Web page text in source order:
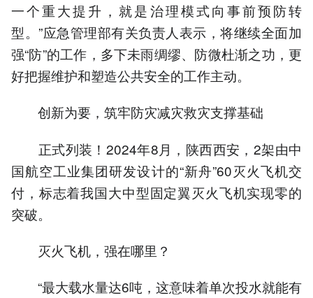
一个重大提升，就是治理模式向事前预防转
型。”应急管理部有关负责人表示，将继续全面加
强“防”的工作，多下未雨绸缪、防微杜渐之功，更
好把握维护和塑造公共安全的工作主动。
创新为要，筑牢防灾减灾救灾支撑基础
正式列装！2024年8月，陕西西安，2架由中
国航空工业集团研发设计的“新舟”60灭火飞机交
付，标志着我国大中型固定翼灭火飞机实现零的
突破。
灭火飞机，强在哪里？
“最大载水量达6吨，这意味着单次投水就能有